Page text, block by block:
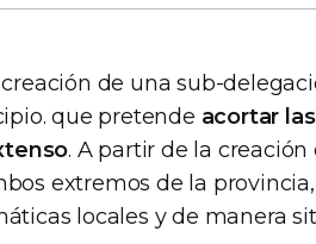
de una sub-
que pretende acortar
. A partir de la
extremos de la
locales y de manera